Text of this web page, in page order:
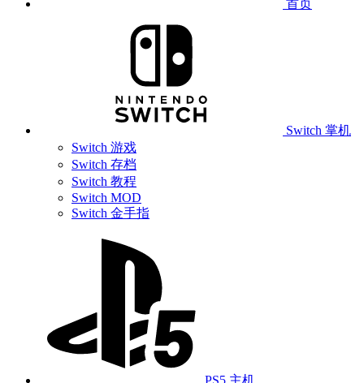
首页
Switch 掌机
Switch 游戏
Switch 存档
Switch 教程
Switch MOD
Switch 金手指